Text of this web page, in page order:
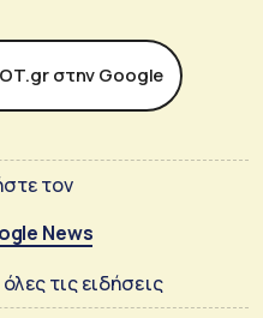
στην Google
τον
News
τις ειδήσεις